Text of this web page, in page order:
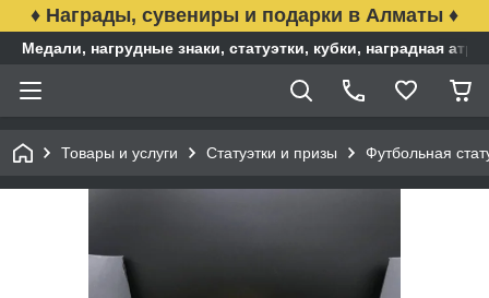
♦ Награды, сувениры и подарки в Алматы ♦
Медали, нагрудные знаки, статуэтки, кубки, наградная
Товары и услуги Статуэтки и призы Футбольная